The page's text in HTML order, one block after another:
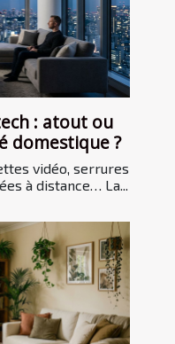
: atout ou
domestique ?
vidéo, serrures
à distance… La...